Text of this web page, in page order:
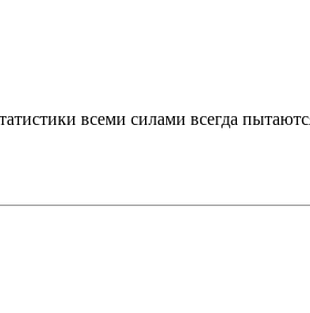
всеми силами всегда